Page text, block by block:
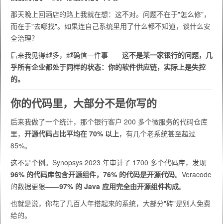
那天晚上回酒店的路上我就在想：这不对。问题不在于"怎么修"，
而在于"去哪找"。如果连自己系统里用了什么都不知道，谈什么安
全治理？
后来我见得越多，越确信一件事——这不是某一家银行的问题，几
乎所有企业都处于同样的状态：你的软件供应链，实际上是失控
的。
你的代码里，大部分不是你写的
后来我做了一个统计，那个银行客户 200 多个微服务的代码仓库
里， 开源代码占比平均在 70% 以上，有几个老系统甚至超过
85%。
这不是个例。Synopsys 2023 年审计了 1700 多个代码库，发现
96% 的代码库包含开源组件，76% 的代码是开源代码。Veracode
的数据更狠——97% 的 Java 应用完全由开源组件构成。
也就是说，你花了几百人年搭起来的系统，大部分"砖"是别人免费
给的。